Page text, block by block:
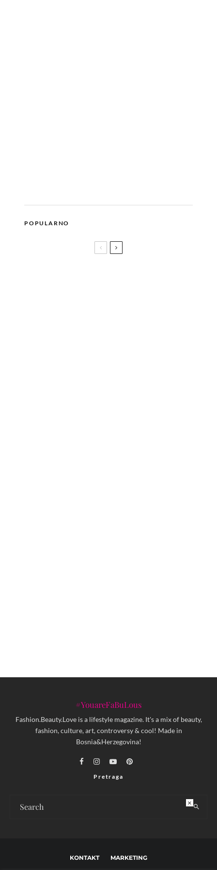
POPULARNO
#YouareFaBuLous
Fashion.Beauty.Love is a lifestyle magazine. It's a mix of beauty,
fashion, culture, art, controversy & cool! Made in
Bosnia&Herzegovina!
Pretraga
KONTAKT MARKETING
×